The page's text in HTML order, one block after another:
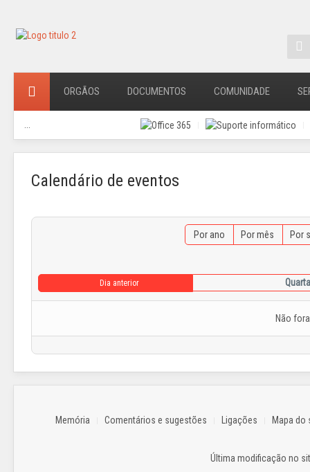
ORGÃOS DOCUMENTOS COMUNIDADE
Calendário de eventos
Por ano Por mês Por
Dia anterior
Não
Memória Comentários e sugestões Ligações Mapa do
Última modificação no